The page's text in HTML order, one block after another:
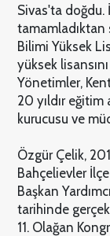
Sivas'ta doğdu.
Bilimi Yüksek
yüksek
Yönetimler,
20 yıldır
kurucusu ve
Özgür Çelik,
Bahçelievler
Başkan
tarihinde
11. Olağan